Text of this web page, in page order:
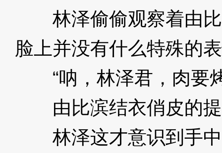
林泽偷偷观察着由比
脸上并没有什么特殊的
“呐，林泽君，肉要
由比滨结衣俏皮的提
林泽这才意识到手中